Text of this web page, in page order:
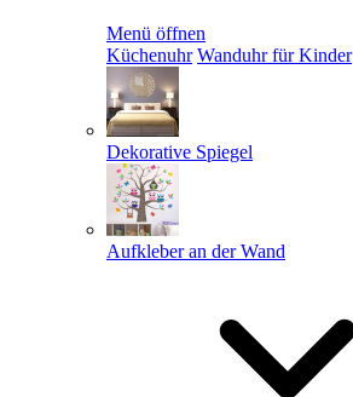
Menü öffnen
Küchenuhr Wanduhr für Kinder
Dekorative Spiegel
Aufkleber an der Wand